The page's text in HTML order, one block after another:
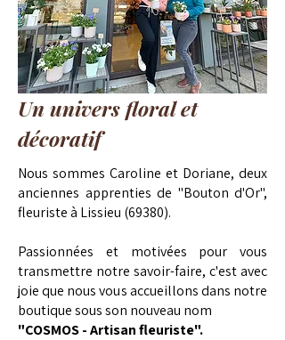
Un univers floral et
décoratif
Nous sommes Caroline et Doriane, deux
anciennes apprenties de "Bouton d'Or",
fleuriste à Lissieu (69380).
Passionnées et motivées pour vous
transmettre notre savoir-faire, c'est avec
joie que nous vous accueillons dans notre
boutique sous son nouveau nom
"COSMOS - Artisan fleuriste".